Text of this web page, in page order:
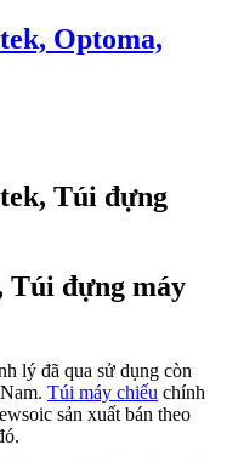
Optoma,
Túi đựng
Túi đựng máy
lý đã qua sử dụng còn
Túi máy chiếu chính
sản xuất bán theo